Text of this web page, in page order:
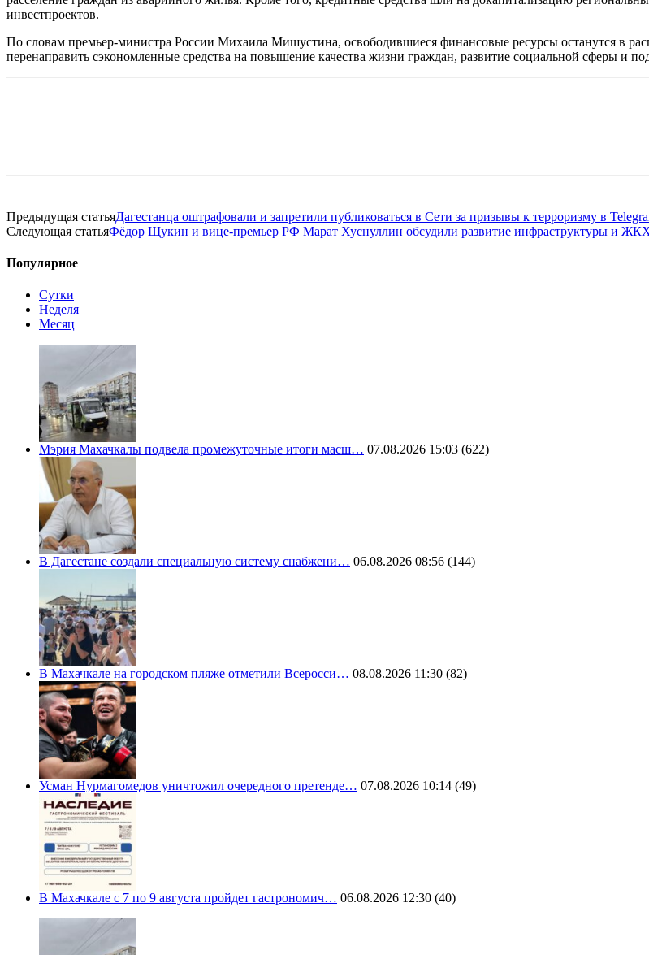
инвестпроектов.
По словам премьер-министра России Михаила Мишустина, освободившиеся финансовые ресурсы останутся в
перенаправить сэкономленные средства на повышение качества жизни граждан, развитие социальной сферы и
Предыдущая статьяДагестанца оштрафовали и запретили публиковаться в Сети за призывы к терроризму в
Следующая статьяФёдор Щукин и вице-премьер РФ Марат Хуснуллин обсудили развитие инфраструктуры и ЖКХ
Популярное
Сутки
Неделя
Месяц
Мэрия Махачкалы подвела промежуточные итоги масш… 07.08.2026 15:03 (622)
В Дагестане создали специальную систему снабжени… 06.08.2026 08:56 (144)
В Махачкале на городском пляже отметили Всеросси… 08.08.2026 11:30 (82)
Усман Нурмагомедов уничтожил очередного претенде… 07.08.2026 10:14 (49)
В Махачкале с 7 по 9 августа пройдет гастрономич… 06.08.2026 12:30 (40)